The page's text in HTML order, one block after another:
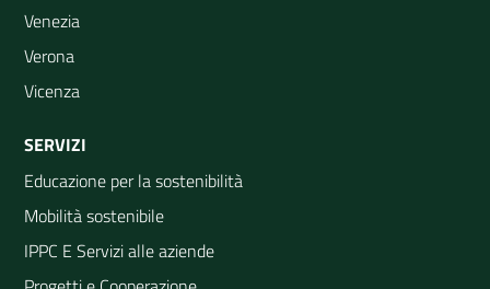
Venezia
Verona
Vicenza
SERVIZI
Educazione per la sostenibilità
Mobilità sostenibile
IPPC E Servizi alle aziende